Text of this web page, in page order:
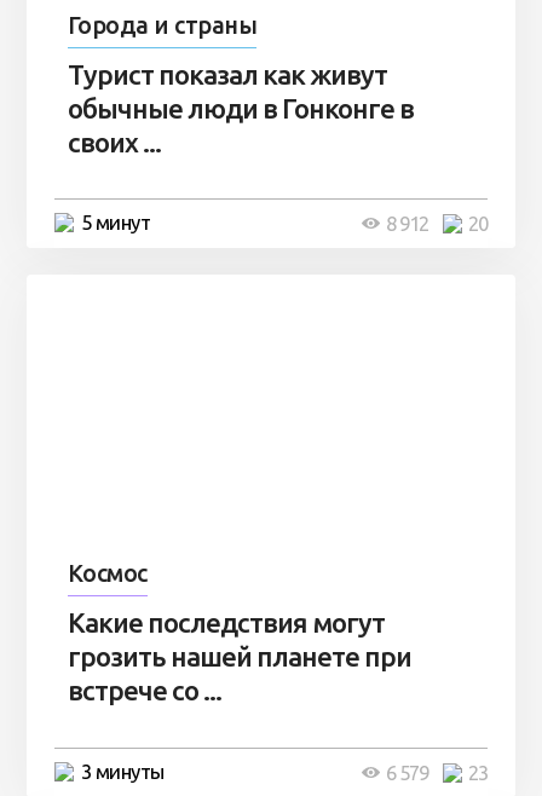
Города и страны
Турист показал как живут
обычные люди в Гонконге в
своих ...
5 минут 20
8 912
Космос
Какие последствия могут
грозить нашей планете при
встрече со ...
3 минуты 23
6 579